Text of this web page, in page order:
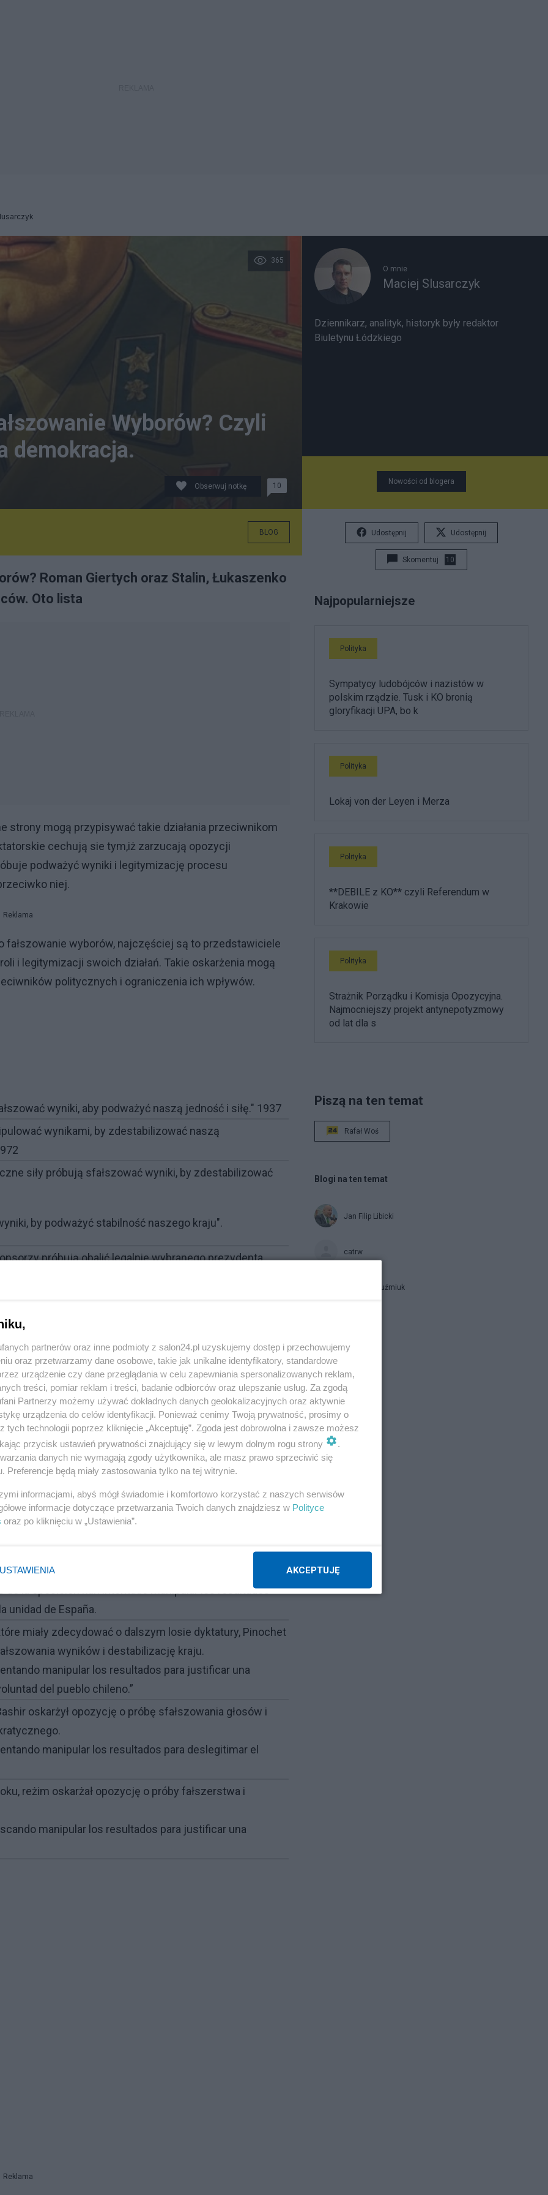
365
Wyborów? Czyli
demokracja.
Obserwuj notkę 10
BLOG
Roman Giertych oraz Stalin, Łukaszenko
Oto lista
strony mogą przypisywać takie działania przeciwnikom
cechują sie tym,iż zarzucają opozycji
podważyć wyniki i legitymizację procesu
niej.
Reklama
fałszowanie wyborów, najczęściej są to przedstawiciele
i legitymizacji swoich działań. Takie oskarżenia mogą
politycznych i ograniczenia ich wpływów.
wyniki, aby podważyć naszą jedność i siłę." 1937
wynikami, by zdestabilizować naszą
siły próbują sfałszować wyniki, by zdestabilizować
by podważyć stabilność naszego kraju".
próbują obalić legalnie wybranego prezydenta,
z 9 sierpnia 2020 roku
continue to claim that protests are fueled by false
manipulation.”
el proceso electoral y ha rechazado los
y la legalidad.” (Opozycja próbowała
i odrzucała wysiłki na rzecz zachowania
publiczne oświadczenie, czerwiec 2018.
że opozycja i media próbują manipulować wynikami
wyborczej w 2016 roku powiedział: "Jeśli ktoś próbuje
środków, by to powstrzymać."
w 1949 roku, Franco oskarżył opozycyjne partie o
jego rządów.
de la oposición han intentado manipular los resultados
unidad de España.
miały zdecydować o dalszym losie dyktatury, Pinochet
wyników i destabilizację kraju.
manipular los resultados para justificar una
del pueblo chileno.”
oskarżył opozycję o próbę sfałszowania głosów i
manipular los resultados para deslegitimar el
reżim oskarżał opozycję o próby fałszerstwa i
manipular los resultados para justificar una
Reklama
O mnie
Maciej Slusarczyk
Dziennikarz, analityk, historyk były redaktor
Biuletynu Łódzkiego
Nowości od blogera
Udostępnij Udostępnij
Skomentuj 10
Najpopularniejsze
Polityka
Sympatycy ludobójców i nazistów w
polskim rządzie. Tusk i KO bronią
gloryfikacji UPA, bo k
Polityka
Lokaj von der Leyen i Merza
Polityka
**DEBILE z KO** czyli Referendum w
Krakowie
Polityka
Strażnik Porządku i Komisja Opozycyjna.
Najmocniejszy projekt antynepotyzmowy
od lat dla s
Piszą na ten temat
Rafał Woś
Blogi na ten temat
Jan Filip Libicki
catrw
Zbigniew Kuźmiuk
partnerów oraz inne podmioty z salon24.pl uzyskujemy dostęp i przechowujemy
oraz przetwarzamy dane osobowe, takie jak unikalne identyfikatory, standardowe
urządzenie czy dane przeglądania w celu zapewniania spersonalizowanych reklam,
treści, pomiar reklam i treści, badanie odbiorców oraz ulepszanie usług. Za zgodą
Partnerzy możemy używać dokładnych danych geolokalizacyjnych oraz aktywnie
urządzenia do celów identyfikacji. Ponieważ cenimy Twoją prywatność, prosimy o
tych technologii poprzez kliknięcie „Akceptuję”. Zgoda jest dobrowolna i zawsze możesz
przycisk ustawień prywatności znajdujący się w lewym dolnym rogu strony
.
danych nie wymagają zgody użytkownika, ale masz prawo sprzeciwić się
Preferencje będą miały zastosowania tylko na tej witrynie.
informacjami, abyś mógł świadomie i komfortowo korzystać z naszych serwisów
informacje dotyczące przetwarzania Twoich danych znajdziesz w Polityce
oraz po kliknięciu w „Ustawienia”.
USTAWIENIA AKCEPTUJĘ